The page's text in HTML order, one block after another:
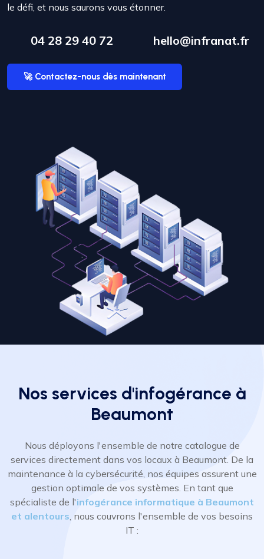
le défi, et nous saurons vous étonner.
04 28 29 40 72 hello@infranat.fr
🚀 Contactez-nous dès maintenant
Nos services d'infogérance à
Beaumont
Nous déployons l'ensemble de notre catalogue de
services directement dans vos locaux à Beaumont. De la
maintenance à la cybersécurité, nos équipes assurent une
gestion optimale de vos systèmes. En tant que
spécialiste de l'infogérance informatique à Beaumont
et alentours, nous couvrons l'ensemble de vos besoins
IT :